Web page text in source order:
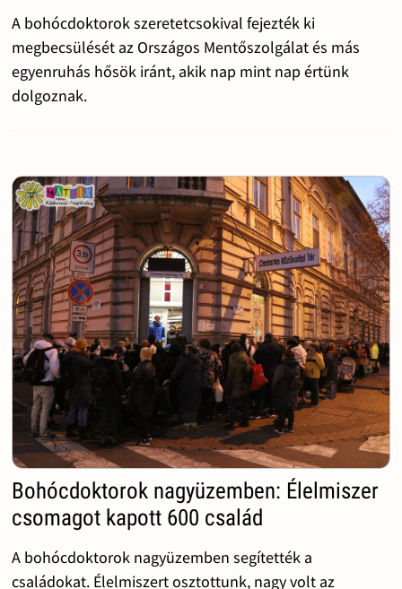
A bohócdoktorok szeretetcsokival fejezték ki
megbecsülését az Országos Mentőszolgálat és más
egyenruhás hősök iránt, akik nap mint nap értünk
dolgoznak.
Bohócdoktorok nagyüzemben: Élelmiszer
csomagot kapott 600 család
A bohócdoktorok nagyüzemben segítették a
családokat. Élelmiszert osztottunk, nagy volt az